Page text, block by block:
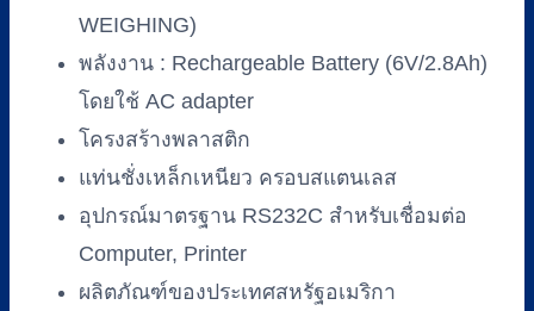
WEIGHING)
พลังงาน : Rechargeable Battery (6V/2.8Ah)
โดยใช้ AC adapter
โครงสร้างพลาสติก
แท่นชั่งเหล็กเหนียว ครอบสแตนเลส
อุปกรณ์มาตรฐาน RS232C สำหรับเชื่อมต่อ
Computer, Printer
ผลิตภัณฑ์ของประเทศสหรัฐอเมริกา